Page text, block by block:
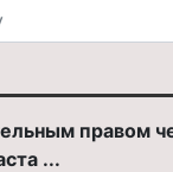
правом
...